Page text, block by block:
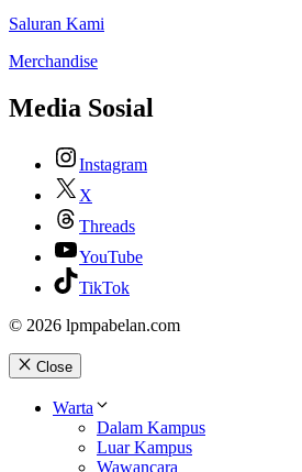
Saluran Kami
Merchandise
Media Sosial
Instagram
X
Threads
YouTube
TikTok
© 2026 lpmpabelan.com
Close
Warta
Dalam Kampus
Luar Kampus
Wawancara